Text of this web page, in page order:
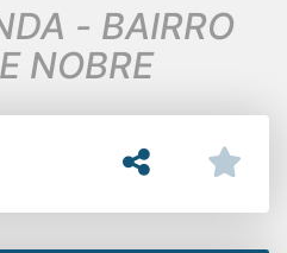
- BAIRRO
NOBRE